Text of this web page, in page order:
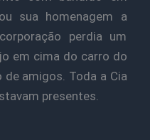
sua homenagem a
perdia um
em cima do carro do
amigos. Toda a Cia
presentes.